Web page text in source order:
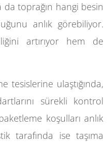
toprağın hangi besin
anlık görebiliyor.
artırıyor hem de
tesislerine ulaştığında,
sürekli kontrol
koşulları anlık
tarafında ise taşıma